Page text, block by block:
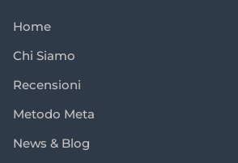
Home
Chi Siamo
Recensioni
Metodo Meta
News & Blog